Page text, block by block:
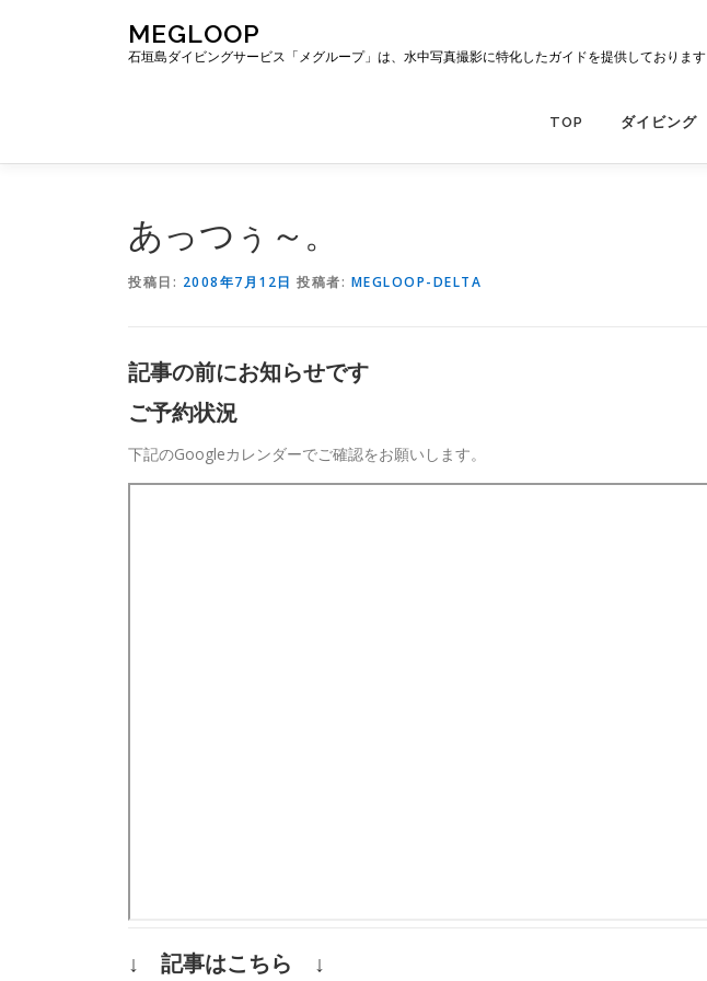
ス
MEGLOOP
石垣島ダイビングサービス「メグループ」は、水中写真撮影に特化したガイドを提供しております
TOP ダイビング
あっつぅ～。
投稿日: 2008年7月12日 投稿者: MEGLOOP-DELTA
記事の前にお知らせです
ご予約状況
下記のGoogleカレンダーでご確認をお願いします。
↓ 記事はこちら ↓